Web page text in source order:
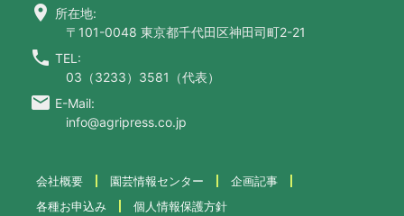
location_on 所在地:
〒101-0048 東京都千代田区神田司町2-21
call TEL:
03（3233）3581（代表）
email E-Mail:
info@agripress.co.jp
会社概要 園芸情報センター
企画記事
各種お申込み
個人情報保護方針